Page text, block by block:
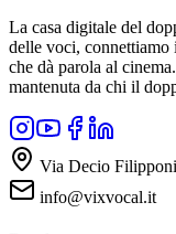
La casa digitale del
delle voci,
che dà parola al
mantenuta da chi il
Via Decio
info@vixvocal.it